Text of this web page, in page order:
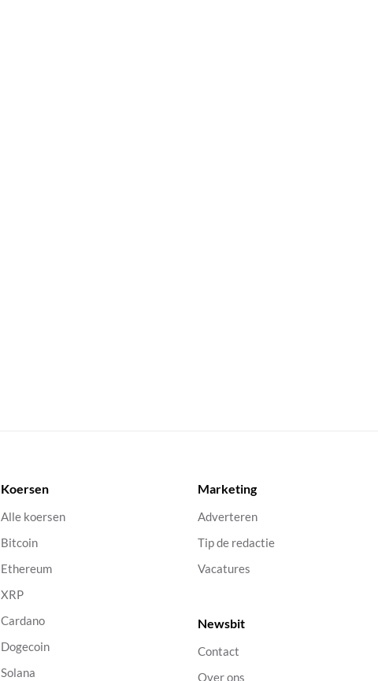
Koersen
Alle koersen
Bitcoin
Ethereum
XRP
Cardano
Dogecoin
Solana
Marketing
Adverteren
Tip de redactie
Vacatures
Newsbit
Contact
Over ons